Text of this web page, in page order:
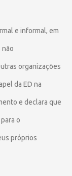
e informal, em
organizações
da ED na
e declara que
o
próprios